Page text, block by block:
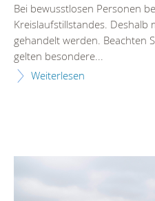
Bei bewusstlosen Personen
Kreislaufstillstandes. Deshalb
gehandelt werden. Beachten
gelten besondere...
Weiterlesen